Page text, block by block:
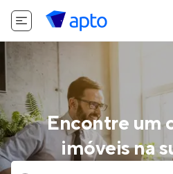
Encontre um
imóveis na